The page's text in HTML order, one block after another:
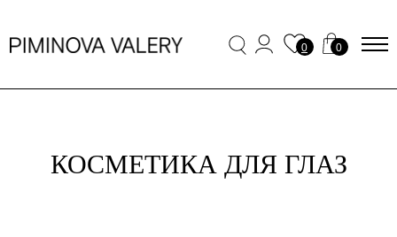
0
0
КОСМЕТИКА ДЛЯ ГЛАЗ